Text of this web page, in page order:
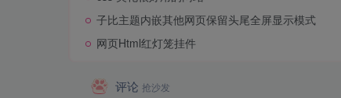
子比主题内嵌其他网页保留头尾全屏显示模式
网页Html红灯笼挂件
评论 抢沙发